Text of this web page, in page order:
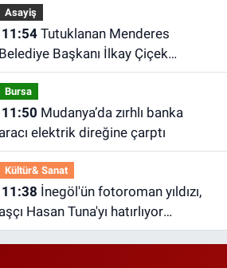
Asayiş
11:54Tutuklanan Menderes
Belediye Başkanı İlkay Çiçek
istifa etti
Bursa
11:50
aracı elektrik direğine çarptı
Kültür& Sanat
11:38
aşçı Hasan Tuna'yı hatırlıyor